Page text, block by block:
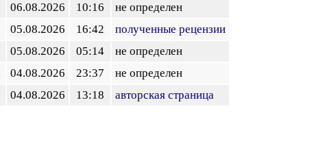
06.08.2026 10:16
не определен
05.08.2026 16:42
полученные рецензии
05.08.2026 05:14
не определен
04.08.2026 23:37
не определен
04.08.2026 13:18 авторская страница